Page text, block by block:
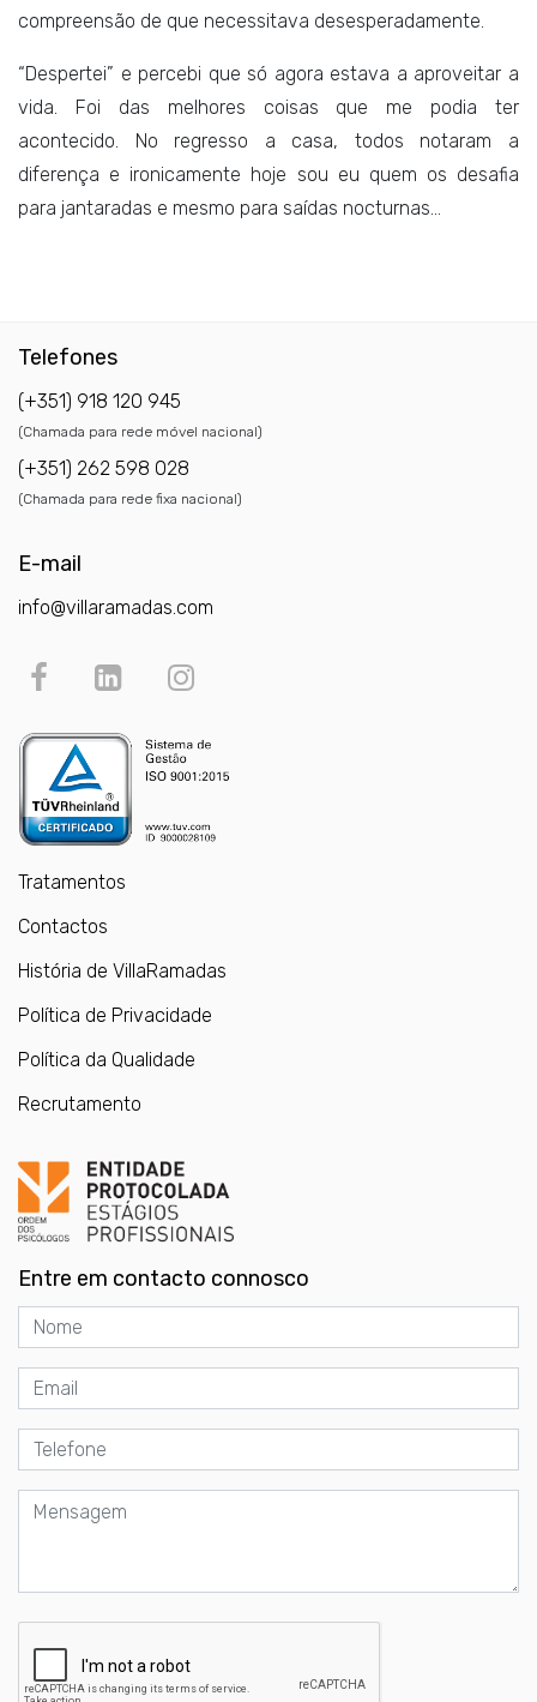
compreensão de que necessitava desesperadamente.
“Despertei” e percebi que só agora estava a aproveitar a
vida. Foi das melhores coisas que me podia ter
acontecido. No regresso a casa, todos notaram a
diferença e ironicamente hoje sou eu quem os desafia
para jantaradas e mesmo para saídas nocturnas…
Telefones
(+351) 918 120 945
(Chamada para rede móvel nacional)
(+351) 262 598 028
(Chamada para rede fixa nacional)
E-mail
info@villaramadas.com
Tratamentos
Contactos
História de VillaRamadas
Política de Privacidade
Política da Qualidade
Recrutamento
Entre em contacto connosco